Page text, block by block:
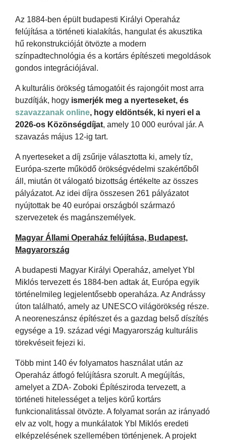
Az 1884-ben épült budapesti Királyi Operaház
felújítása a történeti kialakítás, hangulat és akusztika
hű rekonstrukcióját ötvözte a modern
színpadtechnológia és a kortárs építészeti megoldások
gondos integrációjával.
A kulturális örökség támogatóit és rajongóit most arra
buzdítják, hogy ismerjék meg a nyerteseket, és
szavazzanak online, hogy eldöntsék, ki nyeri el a
2026-os Közönségdíjat, amely 10 000 euróval jár. A
szavazás május 12-ig tart.
A nyerteseket a díj zsűrije választotta ki, amely tíz,
Európa-szerte működő örökségvédelmi szakértőből
áll, miután öt válogató bizottság értékelte az összes
pályázatot. Az idei díjra összesen 261 pályázatot
nyújtottak be 40 európai országból származó
szervezetek és magánszemélyek.
Magyar Állami Operaház felújítása, Budapest,
Magyarország
A budapesti Magyar Királyi Operaház, amelyet Ybl
Miklós tervezett és 1884-ben adtak át, Európa egyik
történelmileg legjelentősebb operaháza. Az Andrássy
úton található, amely az UNESCO világörökség része.
A neoreneszánsz építészet és a gazdag belső díszítés
egysége a 19. század végi Magyarország kulturális
törekvéseit fejezi ki.
Több mint 140 év folyamatos használat után az
Operaház átfogó felújításra szorult. A megújítás,
amelyet a ZDA- Zoboki Építésziroda tervezett, a
történeti hitelességet a teljes körű kortárs
funkcionalitással ötvözte. A folyamat során az irányadó
elv az volt, hogy a munkálatok Ybl Miklós eredeti
elképzelésének szellemében történjenek. A projekt